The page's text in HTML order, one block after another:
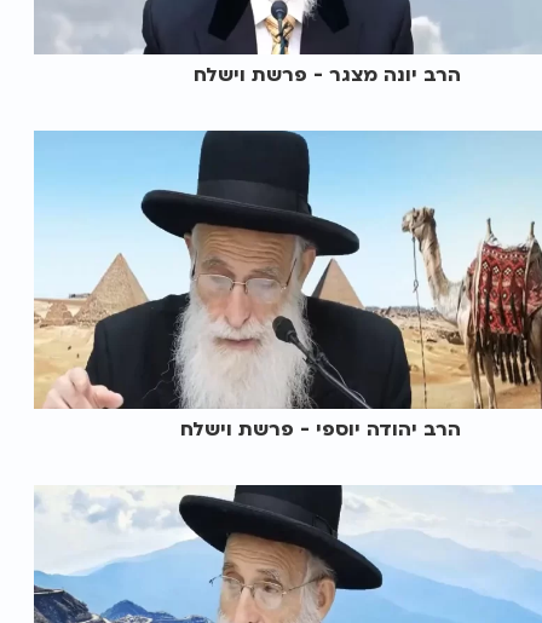
הרב יונה מצגר - פרשת וישלח
הרב יהודה יוספי - פרשת וישלח